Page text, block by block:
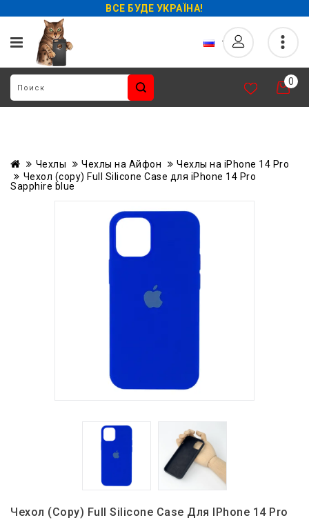
ВСЕ БУДЕ УКРАЇНА!
0
Чехлы Чехлы на Айфон
Чехлы на iPhone 14 Pro
Чехол (copy) Full Silicone Case для iPhone 14 Pro
Sapphire blue
Чехол (copy) Full Silicone Case Для IPhone 14 Pro